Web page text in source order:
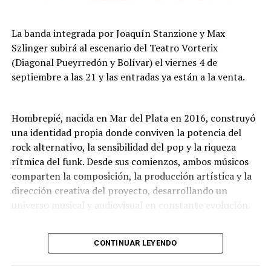
aniversario con una noche de folklore que combina
música, danza y tradición. La propuesta incluye una
fiesta de pañuelos en la que se comparten recuerdos,
abrazos y el sentimiento por las danzas nativas. Entrada
Viernes 7 a las 20: “Con alma española y algo más”
Espectáculo de canción, copla española, flamenco y
más, en el que la cantante Mariela Deanes interpreta
baladas, canciones y coplas del repertorio de grandes
artistas de España, incursiona en el tango argentino y
flamencos de cante y baile y un cierre a toda rumba.
Participan músicos en vivo y una bailaora, con un total
de nueve artistas en escena: Horacio Soria (piano y
La banda integrada por Joaquín Stanzione y Max
Szlinger subirá al escenario del Teatro Vorterix
(Diagonal Pueyrredón y Bolívar) el viernes 4 de
septiembre a las 21 y las entradas ya están a la venta.
Hombrepié, nacida en Mar del Plata en 2016, construyó
una identidad propia donde conviven la potencia del
rock alternativo, la sensibilidad del pop y la riqueza
rítmica del funk. Desde sus comienzos, ambos músicos
comparten la composición, la producción artística y la
dirección creativa del proyecto, desarrollando un
universo musical y audiovisual en constante evolución.
Lo que pasaba mientras dormías representa el primer
trabajo de larga duración de la banda y sintetiza casi una
CONTINUAR LEYENDO